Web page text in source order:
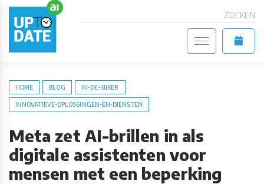
ZOEKEN
HOME BLOG IN-DE-KIJKER
INNOVATIEVE-OPLOSSINGEN-EN-DIENSTEN
Meta zet AI-brillen in als
digitale assistenten voor
mensen met een beperking